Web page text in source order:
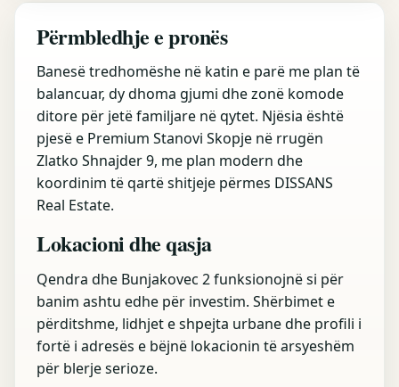
Përmbledhje e pronës
Banesë tredhomëshe në katin e parë me plan të
balancuar, dy dhoma gjumi dhe zonë komode
ditore për jetë familjare në qytet. Njësia është
pjesë e Premium Stanovi Skopje në rrugën
Zlatko Shnajder 9, me plan modern dhe
koordinim të qartë shitjeje përmes DISSANS
Real Estate.
Lokacioni dhe qasja
Qendra dhe Bunjakovec 2 funksionojnë si për
banim ashtu edhe për investim. Shërbimet e
përditshme, lidhjet e shpejta urbane dhe profili i
fortë i adresës e bëjnë lokacionin të arsyeshëm
për blerje serioze.